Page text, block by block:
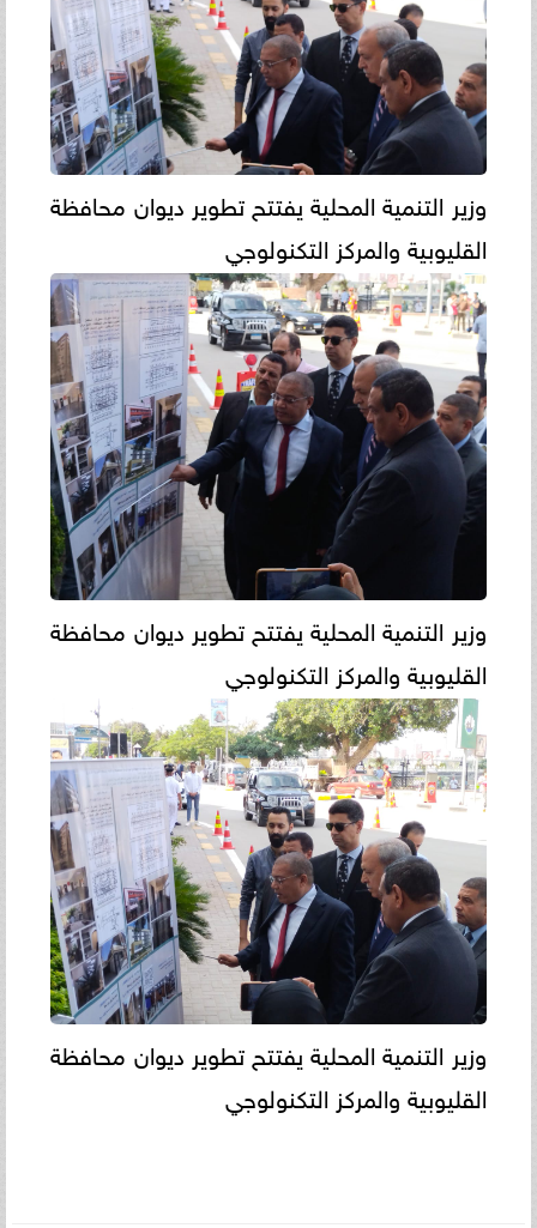
وزير التنمية المحلية يفتتح تطوير ديوان محافظة
القليوبية والمركز التكنولوجي
وزير التنمية المحلية يفتتح تطوير ديوان محافظة
القليوبية والمركز التكنولوجي
وزير التنمية المحلية يفتتح تطوير ديوان محافظة
القليوبية والمركز التكنولوجي